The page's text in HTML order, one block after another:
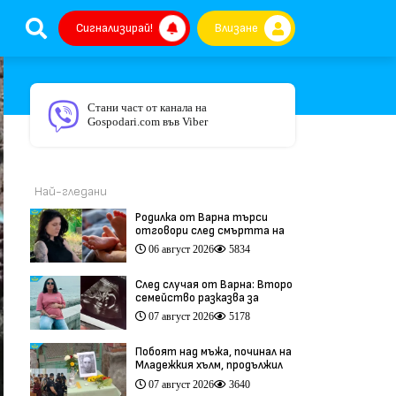
Сигнализирай! Влизане
Стани част от канала на
Gospodari.com във Viber
Най-гледани
Родилка от Варна търси
отговори след смъртта на
бебето ѝ дни преди секцио
(видео)
06 август 2026 5834
След случая от Варна: Второ
семейство разказва за
трагедия след бременност
при същия лекар (видео)
07 август 2026 5178
Побоят над мъжа, починал на
Младежкия хълм, продължил
повече от час (видео)
07 август 2026 3640